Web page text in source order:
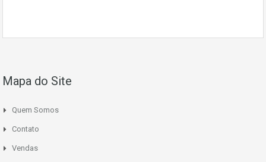
Mapa do Site
Quem Somos
Contato
Vendas